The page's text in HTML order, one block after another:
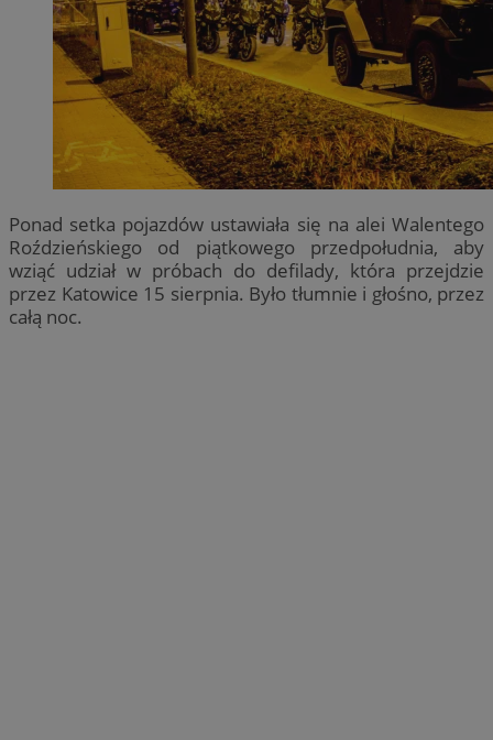
Ponad setka pojazdów ustawiała się na alei Walentego
Roździeńskiego od piątkowego przedpołudnia, aby
wziąć udział w próbach do defilady, która przejdzie
przez Katowice 15 sierpnia. Było tłumnie i głośno, przez
całą noc.